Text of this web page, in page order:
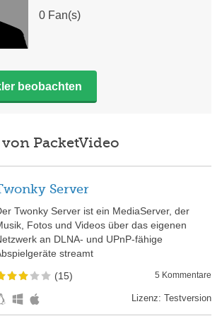
0 Fan(s)
beobachten
PacketVideo
Server
Twonky Server ist ein MediaServer, der
Fotos und Videos über das eigenen
an DLNA- und UPnP-fähige
streamt
(15)
5 Kommentare
Lizenz: Testversion